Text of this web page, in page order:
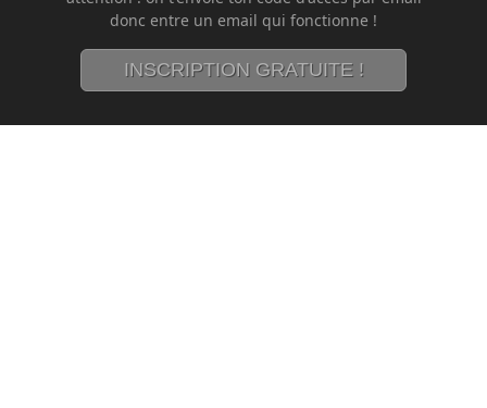
donc entre un email qui fonctionne !
INSCRIPTION GRATUITE !